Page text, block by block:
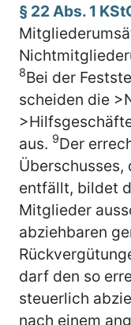
§ 22 Abs. 1
8Bei der
scheiden die
aus. 9Der
entfällt, bildet
Mitglieder
abziehbaren
darf den so
steuerlich
nach einem